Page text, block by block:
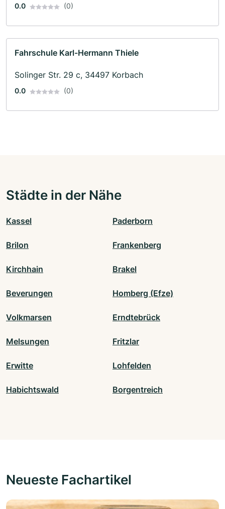
0.0 (0)
Fahrschule Karl-Hermann Thiele
Solinger Str. 29 c, 34497 Korbach
0.0 (0)
Städte in der Nähe
Kassel Paderborn
Brilon Frankenberg
Kirchhain Brakel
Beverungen Homberg (Efze)
Volkmarsen Erndtebrück
Melsungen Fritzlar
Erwitte Lohfelden
Habichtswald Borgentreich
Neueste Fachartikel